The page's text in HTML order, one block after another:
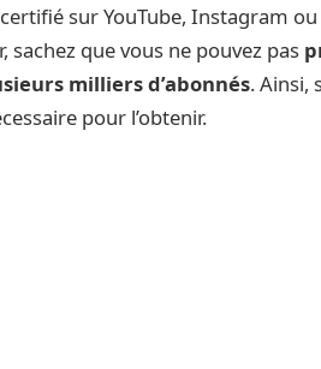
sur YouTube, Instagram ou
que vous ne pouvez pas
milliers d’abonnés. Ainsi,
pour l’obtenir.